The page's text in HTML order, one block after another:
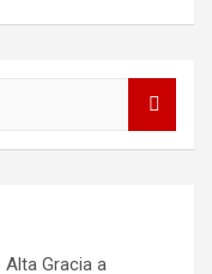
Alta Gracia a